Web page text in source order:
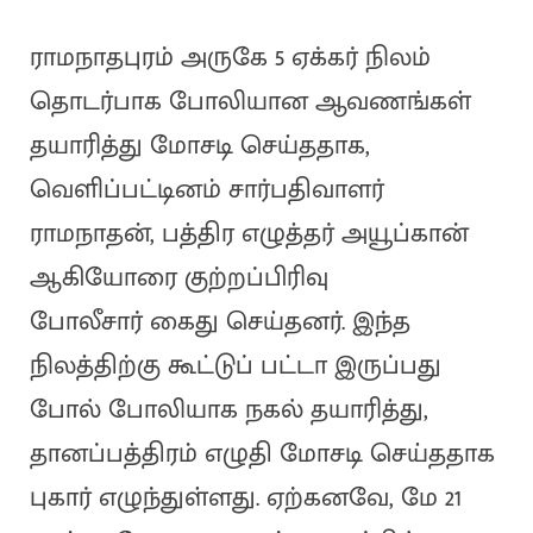
ராமநாதபுரம் அருகே 5 ஏக்கர் நிலம்
தொடர்பாக போலியான ஆவணங்கள்
தயாரித்து மோசடி செய்ததாக,
வெளிப்பட்டினம் சார்பதிவாளர்
ராமநாதன், பத்திர எழுத்தர் அயூப்கான்
ஆகியோரை குற்றப்பிரிவு
போலீசார் கைது செய்தனர். இந்த
நிலத்திற்கு கூட்டுப் பட்டா இருப்பது
போல் போலியாக நகல் தயாரித்து,
தானப்பத்திரம் எழுதி மோசடி செய்ததாக
புகார் எழுந்துள்ளது. ஏற்கனவே, மே 21